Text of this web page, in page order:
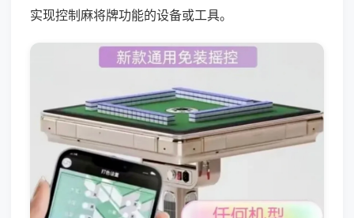
实现控制麻将牌功能的设备或工具。